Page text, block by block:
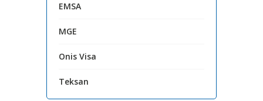
EMSA
MGE
Onis Visa
Teksan